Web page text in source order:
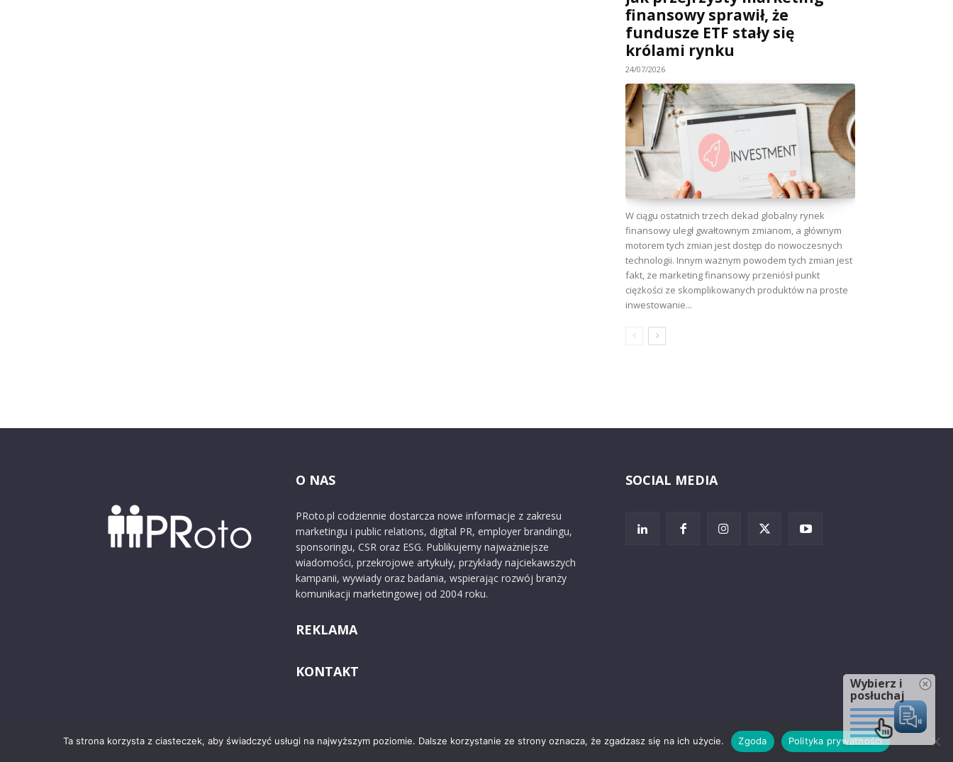
finansowy sprawił, że
fundusze ETF stały się
królami rynku
24/07/2026
W ciągu ostatnich trzech dekad globalny rynek
finansowy uległ gwałtownym zmianom, a głównym
motorem tych zmian jest dostęp do nowoczesnych
technologii. Innym ważnym powodem tych zmian jest
fakt, że marketing finansowy przeniósł punkt
ciężkości ze skomplikowanych produktów na proste
inwestowanie...
O NAS
PRoto.pl codziennie dostarcza nowe informacje z zakresu
marketingu i public relations, digital PR, employer brandingu,
sponsoringu, CSR oraz ESG. Publikujemy najważniejsze
wiadomości, przekrojowe artykuły, przykłady najciekawszych
kampanii, wywiady oraz badania, wspierając rozwój branży
komunikacji marketingowej od 2004 roku.
REKLAMA
KONTAKT
SOCIAL MEDIA
© 2024 PRoto.pl O nas Reklama Zastrzeżenia prawne
Ta strona korzysta z ciasteczek, aby świadczyć usługi na najwyższym poziomie. Dalsze korzystanie ze strony oznacza, że zgadzasz się na ich użycie. Zgoda Polityka prywatności
Wybierz i
posłuchaj